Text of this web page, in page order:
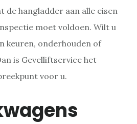
de hangladder aan alle eisen
moet voldoen. Wilt u
keuren, onderhouden of
is Gevelliftservice het
voor u.